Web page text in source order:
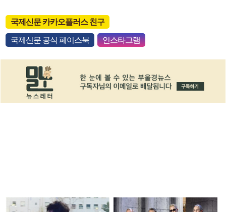
국제신문 카카오플러스 친구
국제신문 공식 페이스북 인스타그램